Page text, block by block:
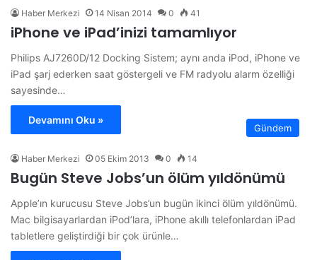
Haber Merkezi 14 Nisan 2014 0 41
iPhone ve iPad’inizi tamamlıyor
Philips AJ7260D/12 Docking Sistem; aynı anda iPod, iPhone ve
iPad şarj ederken saat göstergeli ve FM radyolu alarm özelliği
sayesinde…
Devamını Oku »
Gündem
Haber Merkezi 05 Ekim 2013 0 14
Bugün Steve Jobs’un ölüm yıldönümü
Apple’ın kurucusu Steve Jobs’un bugün ikinci ölüm yıldönümü.
Mac bilgisayarlardan iPod’lara, iPhone akıllı telefonlardan iPad
tabletlere geliştirdiği bir çok ürünle…